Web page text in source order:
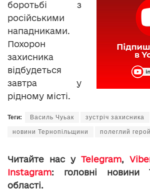
боротьбі з
російськими
нападниками.
Похорон
захисника
відбудеться
завтра у
рідному місті.
Теги: Василь Чуьак зустріч захисника
новини Тернопільщини полеглий герой
Читайте нас у Telegram,
Instagram: головні новини
області.